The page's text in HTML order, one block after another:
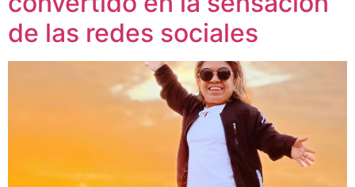
de las redes sociales